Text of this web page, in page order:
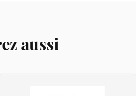
aussi